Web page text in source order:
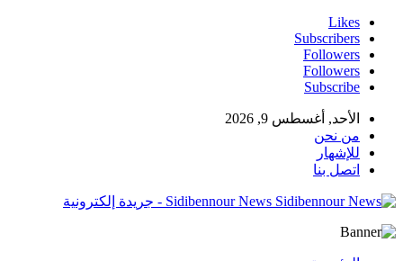
Likes
Subscribers
Followers
Followers
Subscribe
الأحد, أغسطس 9, 2026
من نحن
للإشهار
اتصل بنا
Sidibennour News - جريدة إلكترونية